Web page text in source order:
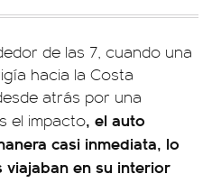
de las 7, cuando una
hacia la Costa
atrás por una
el impacto, el auto
casi inmediata, lo
en su interior